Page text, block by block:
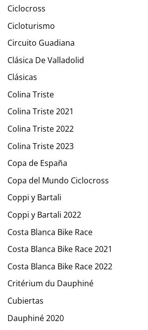
Ciclocross
Cicloturismo
Circuito Guadiana
Clásica De Valladolid
Clásicas
Colina Triste
Colina Triste 2021
Colina Triste 2022
Colina Triste 2023
Copa de España
Copa del Mundo Ciclocross
Coppi y Bartali
Coppi y Bartali 2022
Costa Blanca Bike Race
Costa Blanca Bike Race 2021
Costa Blanca Bike Race 2022
Critérium du Dauphiné
Cubiertas
Dauphiné 2020